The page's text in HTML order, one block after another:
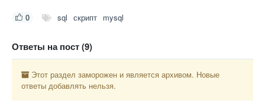
0 sql скрипт mysql
Ответы на пост (9)
Этот раздел заморожен и является архивом. Новые
ответы добавлять нельзя.